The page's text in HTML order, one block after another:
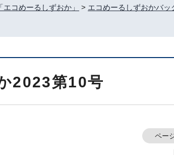
コめーるしずおか」 > エコめーるしずおかバッ
2023第10号
ペー